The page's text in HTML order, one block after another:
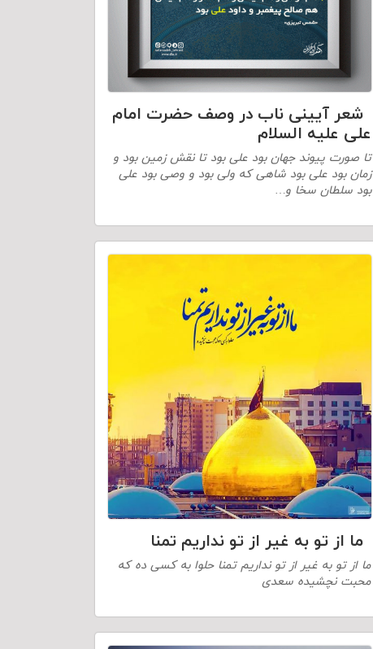
شعر آیینی ناب در وصف حضرت امام
علی علیه السلام
تا صورت پیوند جهان بود علی بود تا نقش زمین بود و
زمان بود علی بود شاهی که ولی بود و وصی بود علی
بود سلطان سخا و…
ما از تو به غیر از تو نداریم تمنا
ما از تو به غیر از تو نداریم تمنا حلوا به کسی ده که
محبت نچشیده سعدی